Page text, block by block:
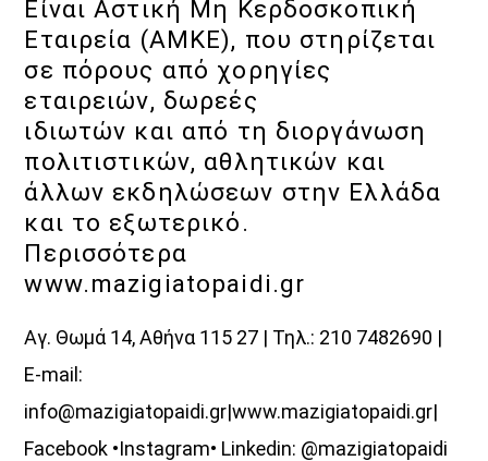
Είναι Αστική Μη Κερδοσκοπική
Εταιρεία (ΑΜΚΕ), που στηρίζεται
σε πόρους από χορηγίες
εταιρειών, δωρεές
ιδιωτών και από τη διοργάνωση
πολιτιστικών, αθλητικών και
άλλων εκδηλώσεων στην Ελλάδα
και το εξωτερικό.
Περισσότερα
www.mazigiatopaidi.gr
Αγ. Θωμά 14, Αθήνα 115 27 | Τηλ.: 210 7482690 |
E-mail:
info@mazigiatopaidi.gr|www.mazigiatopaidi.gr|
Facebook •Instagram• Linkedin: @mazigiatopaidi